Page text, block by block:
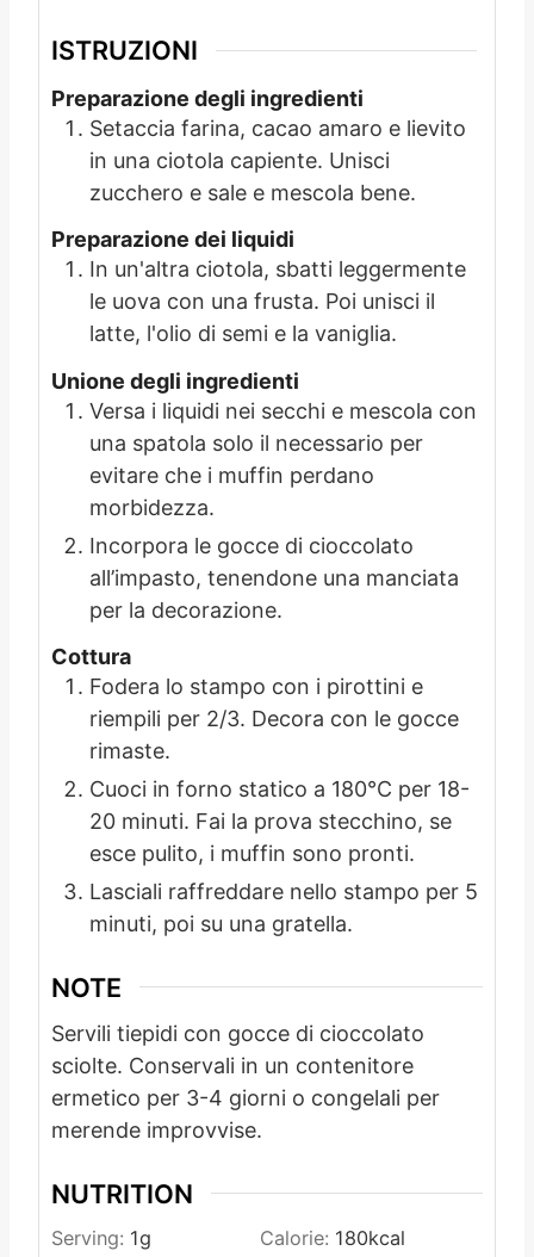
ISTRUZIONI
Preparazione degli ingredienti
Setaccia farina, cacao amaro e lievito
in una ciotola capiente. Unisci
zucchero e sale e mescola bene.
Preparazione dei liquidi
In un'altra ciotola, sbatti leggermente
le uova con una frusta. Poi unisci il
latte, l'olio di semi e la vaniglia.
Unione degli ingredienti
Versa i liquidi nei secchi e mescola con
una spatola solo il necessario per
evitare che i muffin perdano
morbidezza.
Incorpora le gocce di cioccolato
all’impasto, tenendone una manciata
per la decorazione.
Cottura
Fodera lo stampo con i pirottini e
riempili per 2/3. Decora con le gocce
rimaste.
Cuoci in forno statico a 180°C per 18-
20 minuti. Fai la prova stecchino, se
esce pulito, i muffin sono pronti.
Lasciali raffreddare nello stampo per 5
minuti, poi su una gratella.
NOTE
Servili tiepidi con gocce di cioccolato
sciolte. Conservali in un contenitore
ermetico per 3-4 giorni o congelali per
merende improvvise.
NUTRITION
Serving: 1g Calorie: 180kcal